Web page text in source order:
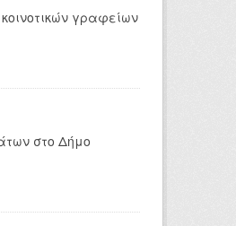
γραφείων
στο Δήμο